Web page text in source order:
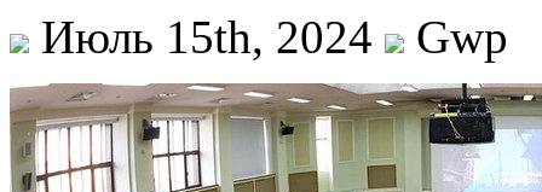
Июль 15th, 2024 Gwp